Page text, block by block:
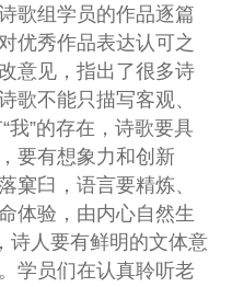
歌组学员的作品逐篇
优秀作品表达认可之
意见，指出了很多诗
歌不能只描写客观、
我”的存在，诗歌要具
要有想象力和创新
窠臼，语言要精炼、
体验，由内心自然生
诗人要有鲜明的文体意
学员们在认真聆听老